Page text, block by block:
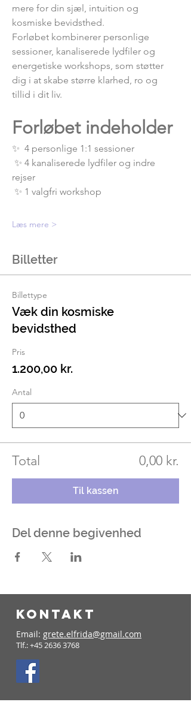
mere for din sjæl, intuition og
kosmiske bevidsthed.
Forløbet kombinerer personlige
sessioner, kanaliserede lydfiler og
energetiske workshops, som støtter
dig i at skabe større klarhed, ro og
tillid i dit liv.
Forløbet indeholder
✨  4 personlige 1:1 sessioner
rejser
✨ 1 valgfri workshop
Læs mere >
Billetter
Billettype
Væk din kosmiske
bevidsthed
Pris
1.200,00 kr.
Antal
Total 0,00 kr.
Til kassen
Del denne begivenhed
KONTAKT
Email: grete.elfrida@gmail.com
Tlf.:+45 2636 3768